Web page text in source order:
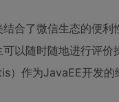
合了微信生态的便
以随时随地进行评价
作为JavaEE开发的